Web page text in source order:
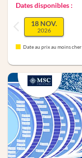
Dates disponibles :
18 NOV.
2026
Date au prix au moins cher